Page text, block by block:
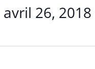
avril 26, 2018